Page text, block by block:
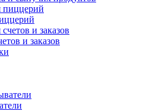
и заказов